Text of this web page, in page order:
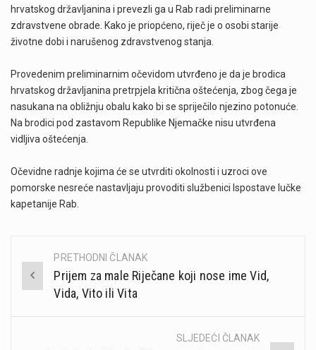
hrvatskog državljanina i prevezli ga u Rab radi preliminarne
zdravstvene obrade. Kako je priopćeno, riječ je o osobi starije
životne dobi i narušenog zdravstvenog stanja.
Provedenim preliminarnim očevidom utvrđeno je da je brodica
hrvatskog državljanina pretrpjela kritična oštećenja, zbog čega je
nasukana na obližnju obalu kako bi se spriječilo njezino potonuće.
Na brodici pod zastavom Republike Njemačke nisu utvrđena
vidljiva oštećenja.
Očevidne radnje kojima će se utvrditi okolnosti i uzroci ove
pomorske nesreće nastavljaju provoditi službenici Ispostave lučke
kapetanije Rab.
Post
navigation
PRETHODNI ČLANAK
Prijem za male Riječane koji nose ime Vid,
Vida, Vito ili Vita
SLJEDEĆI ČLANAK